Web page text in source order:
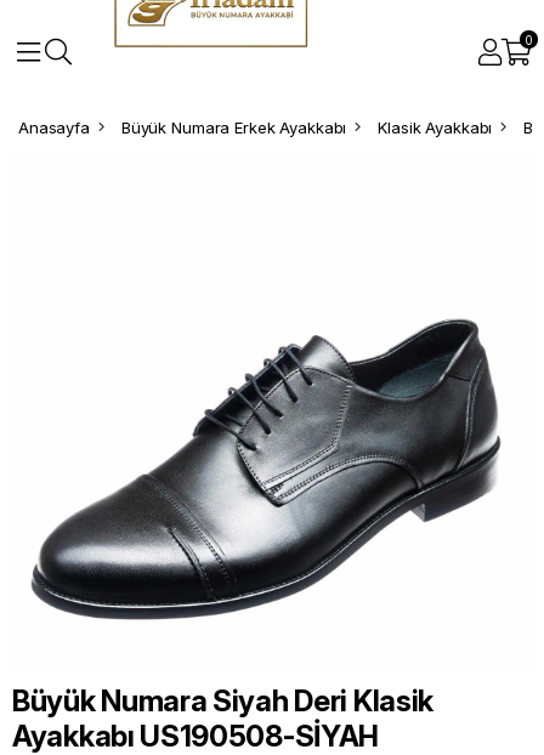
0
Anasayfa Büyük Numara Erkek Ayakkabı Klasik Ayakkabı
Büyük Numara Siyah Deri Klasik
Ayakkabı US190508-SİYAH